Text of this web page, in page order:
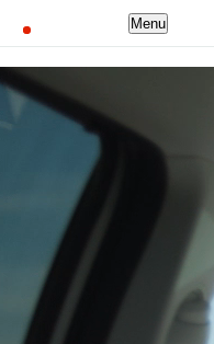
Menu